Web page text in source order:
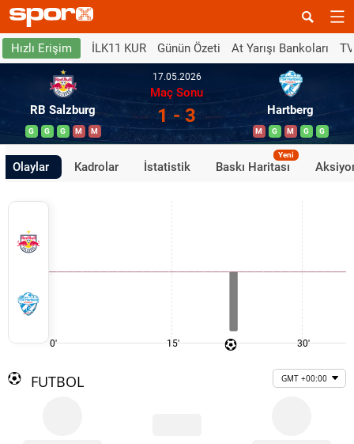
Hızlı Erişim İLK11 KUR Günün Özeti At Yarışı Bankoları
RB Salzburg
G G G M M
17.05.2026
Maç Sonu
1 - 3 Hartberg
M G M G G
Olaylar Kadrolar İstatistik Baskı Haritası
Yeni
0' 15' 30'
FUTBOL GMT +00:00